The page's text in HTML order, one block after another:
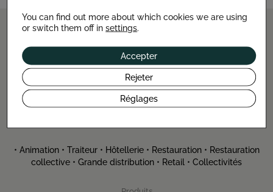
CONCEPTION & FABRICATION DE
STANDS MOBILES,
CHARIOTS, TRIPORTEURSET KIOSQUES 100%
• Animation • Traiteur • Hôtellerie • Restauration • Restauration
collective • Grande distribution • Retail • Collectivités
You can find out more about which cookies we are using
or switch them off insettings.
Accepter
Rejeter
Réglages